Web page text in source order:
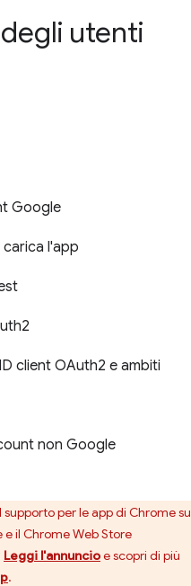
utenti
Google
l'app
client OAuth2 e ambiti
non Google
per le app di Chrome su
il Chrome Web Store
Leggi l'annuncioe scopri di più
.